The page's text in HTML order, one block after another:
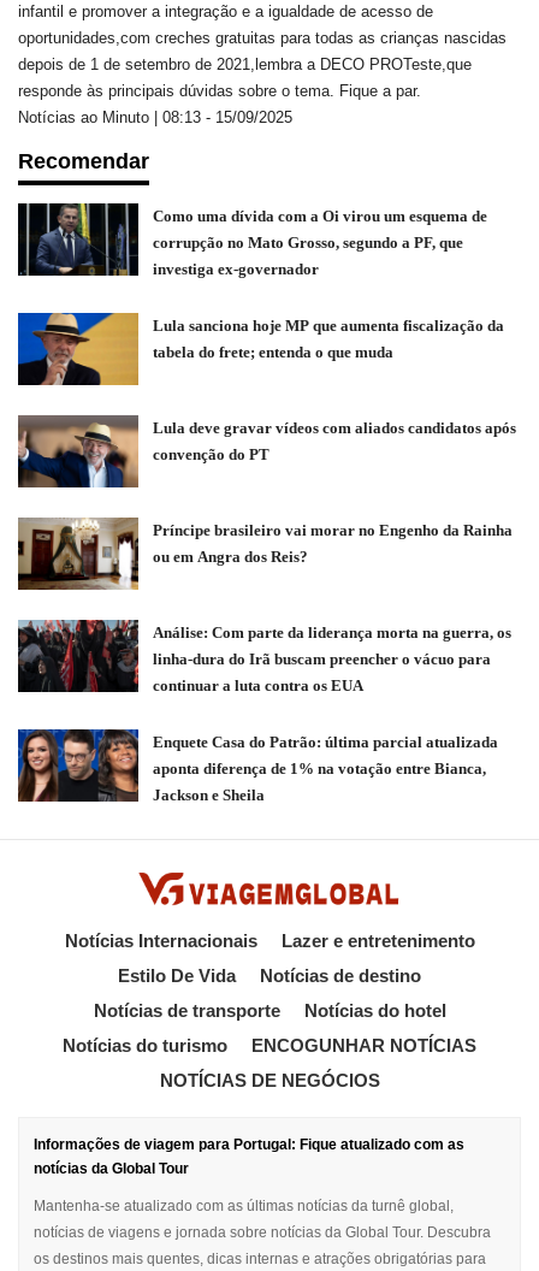
infantil e promover a integração e a igualdade de acesso de
oportunidades,com creches gratuitas para todas as crianças nascidas
depois de 1 de setembro de 2021,lembra a DECO PROTeste,que
responde às principais dúvidas sobre o tema. Fique a par.
Notícias ao Minuto | 08:13 - 15/09/2025
Recomendar
Como uma dívida com a Oi virou um esquema de
corrupção no Mato Grosso, segundo a PF, que
investiga ex-governador
Lula sanciona hoje MP que aumenta fiscalização da
tabela do frete; entenda o que muda
Lula deve gravar vídeos com aliados candidatos após
convenção do PT
Príncipe brasileiro vai morar no Engenho da Rainha
ou em Angra dos Reis?
Análise: Com parte da liderança morta na guerra, os
linha-dura do Irã buscam preencher o vácuo para
continuar a luta contra os EUA
Enquete Casa do Patrão: última parcial atualizada
aponta diferença de 1% na votação entre Bianca,
Jackson e Sheila
Notícias Internacionais
Lazer e entretenimento
Estilo De Vida
Notícias de destino
Notícias de transporte
Notícias do hotel
Notícias do turismo
ENCOGUNHAR NOTÍCIAS
NOTÍCIAS DE NEGÓCIOS
Informações de viagem para Portugal: Fique atualizado com as
notícias da Global Tour
Mantenha-se atualizado com as últimas notícias da turnê global,
notícias de viagens e jornada sobre notícias da Global Tour. Descubra
os destinos mais quentes, dicas internas e atrações obrigatórias para